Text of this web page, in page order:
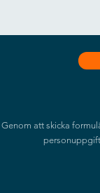
Genom att skicka